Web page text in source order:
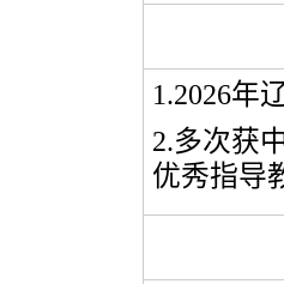
1.2026年
2.多次获
优秀指导